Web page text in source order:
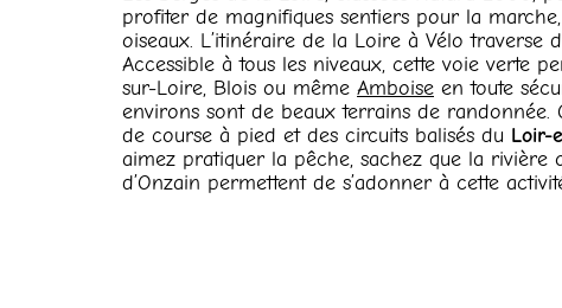
profiter de magnifiques sentiers pour la
oiseaux. L’itinéraire de la Loire à Vélo traverse
Accessible à tous les niveaux, cette voie verte
sur-Loire, Blois ou même Amboise en toute
environs sont de beaux terrains de randonnée.
de course à pied et des circuits balisés du Loir-
aimez pratiquer la pêche, sachez que la rivière
d’Onzain permettent de s’adonner à cette